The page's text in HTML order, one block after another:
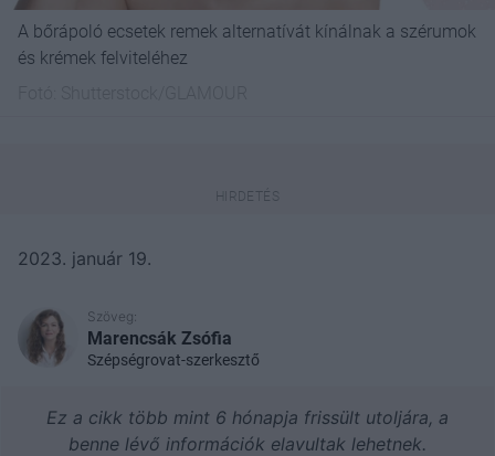
A bőrápoló ecsetek remek alternatívát kínálnak a szérumok
és krémek felviteléhez
2023. január 19.
Szöveg:
Marencsák Zsófia
Szépségrovat-szerkesztő
Ez a cikk több mint 6 hónapja frissült utoljára, a
benne lévő információk elavultak lehetnek.